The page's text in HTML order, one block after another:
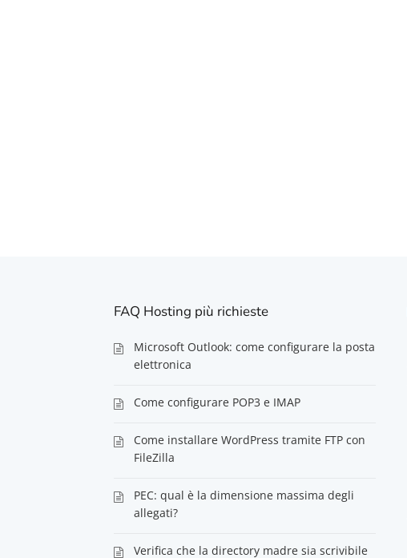
FAQ Hosting più richieste
Microsoft Outlook: come configurare la posta
elettronica
Come configurare POP3 e IMAP
Come installare WordPress tramite FTP con
FileZilla
PEC: qual è la dimensione massima degli
allegati?
Verifica che la directory madre sia scrivibile